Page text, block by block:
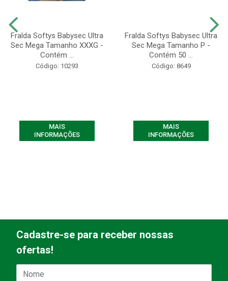
Fralda Softys Babysec Ultra
Sec Mega Tamanho XXXG -
Contém ...
Código: 10293
MAIS
INFORMAÇÕES
Fralda Softys Babysec Ultra
Sec Mega Tamanho P -
Contém 50 ...
Código: 8649
MAIS
INFORMAÇÕES
Cadastre-se para receber nossas
ofertas!